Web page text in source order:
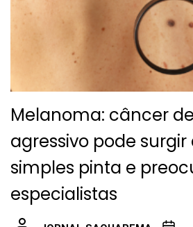
Melanoma: câncer
agressivo pode
simples pinta e
especialistas